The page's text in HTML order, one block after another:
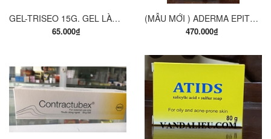
GEL-TRISEO 15G. GEL LÀM MỜ SẸO.
65.000₫
(MẪU MỚI ) ADERMA EPITHELIALE A.H ULTRA SOOTHING REPAIRING CREAM 40ML. KEM DƯỠNG ẨM GIÚP LÀM DỊU DA .
470.000₫